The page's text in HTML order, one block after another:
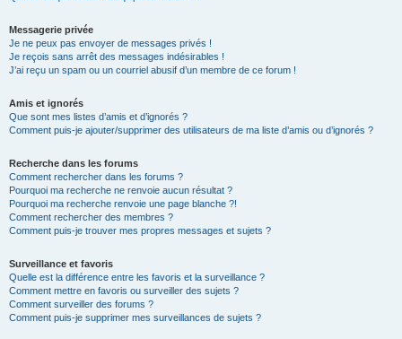
Messagerie privée
Je ne peux pas envoyer de messages privés !
Je reçois sans arrêt des messages indésirables !
J’ai reçu un spam ou un courriel abusif d’un membre de ce forum !
Amis et ignorés
Que sont mes listes d’amis et d’ignorés ?
Comment puis-je ajouter/supprimer des utilisateurs de ma liste d’amis ou d’ignorés ?
Recherche dans les forums
Comment rechercher dans les forums ?
Pourquoi ma recherche ne renvoie aucun résultat ?
Pourquoi ma recherche renvoie une page blanche ?!
Comment rechercher des membres ?
Comment puis-je trouver mes propres messages et sujets ?
Surveillance et favoris
Quelle est la différence entre les favoris et la surveillance ?
Comment mettre en favoris ou surveiller des sujets ?
Comment surveiller des forums ?
Comment puis-je supprimer mes surveillances de sujets ?